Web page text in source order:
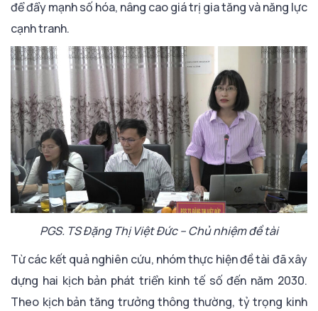
để đẩy mạnh số hóa, nâng cao giá trị gia tăng và năng lực
cạnh tranh.
PGS. TS Đặng Thị Việt Đức – Chủ nhiệm đề tài
Từ các kết quả nghiên cứu, nhóm thực hiện đề tài đã xây
dựng hai kịch bản phát triển kinh tế số đến năm 2030.
Theo kịch bản tăng trưởng thông thường, tỷ trọng kinh